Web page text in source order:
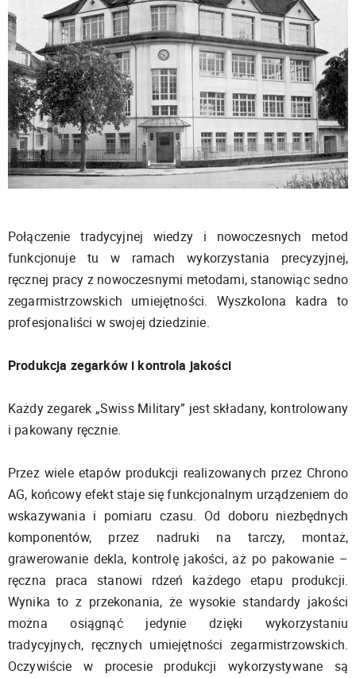
Połączenie tradycyjnej wiedzy i nowoczesnych metod
funkcjonuje tu w ramach wykorzystania precyzyjnej,
ręcznej pracy z nowoczesnymi metodami, stanowiąc sedno
zegarmistrzowskich umiejętności. Wyszkolona kadra to
profesjonaliści w swojej dziedzinie.
Produkcja zegarków i kontrola jakości
Każdy zegarek „Swiss Military” jest składany, kontrolowany
i pakowany ręcznie.
Przez wiele etapów produkcji realizowanych przez Chrono
AG, końcowy efekt staje się funkcjonalnym urządzeniem do
wskazywania i pomiaru czasu. Od doboru niezbędnych
komponentów, przez nadruki na tarczy, montaż,
grawerowanie dekla, kontrolę jakości, aż po pakowanie –
ręczna praca stanowi rdzeń każdego etapu produkcji.
Wynika to z przekonania, że wysokie standardy jakości
można osiągnąć jedynie dzięki wykorzystaniu
tradycyjnych, ręcznych umiejętności zegarmistrzowskich.
Oczywiście w procesie produkcji wykorzystywane są